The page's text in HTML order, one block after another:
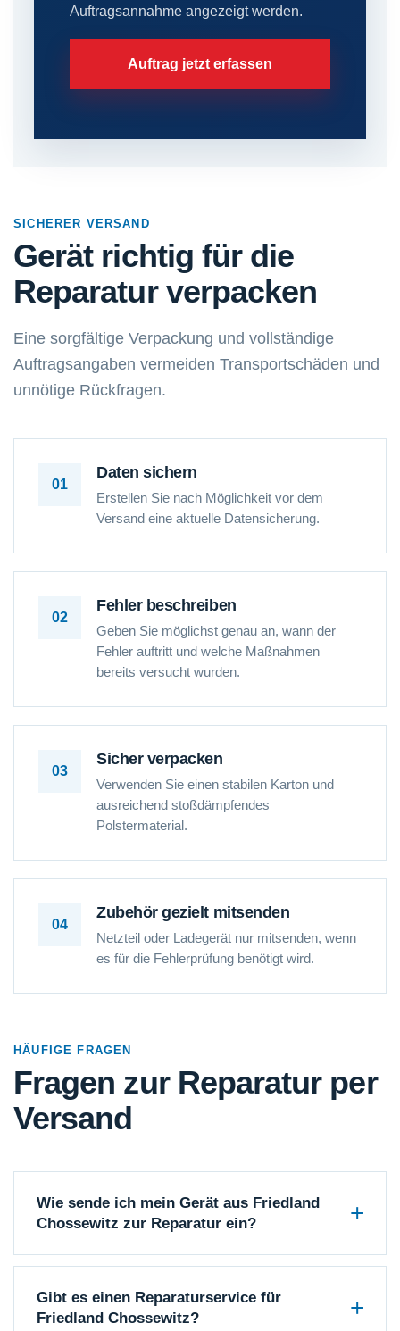
Auftragsannahme angezeigt werden.
Auftrag jetzt erfassen
SICHERER VERSAND
Gerät richtig für die
Reparatur verpacken
Eine sorgfältige Verpackung und vollständige
Auftragsangaben vermeiden Transportschäden und
unnötige Rückfragen.
01
Daten sichern
Erstellen Sie nach Möglichkeit vor dem
Versand eine aktuelle Datensicherung.
02
Fehler beschreiben
Geben Sie möglichst genau an, wann der
Fehler auftritt und welche Maßnahmen
bereits versucht wurden.
03
Sicher verpacken
Verwenden Sie einen stabilen Karton und
ausreichend stoßdämpfendes
Polstermaterial.
04
Zubehör gezielt mitsenden
Netzteil oder Ladegerät nur mitsenden, wenn
es für die Fehlerprüfung benötigt wird.
HÄUFIGE FRAGEN
Fragen zur Reparatur per
Versand
Wie sende ich mein Gerät aus Friedland
Chossewitz zur Reparatur ein?
Gibt es einen Reparaturservice für
Friedland Chossewitz?